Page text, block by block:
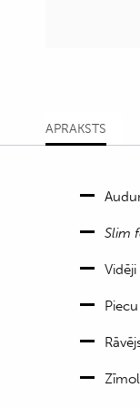
APRAKSTS
Slim